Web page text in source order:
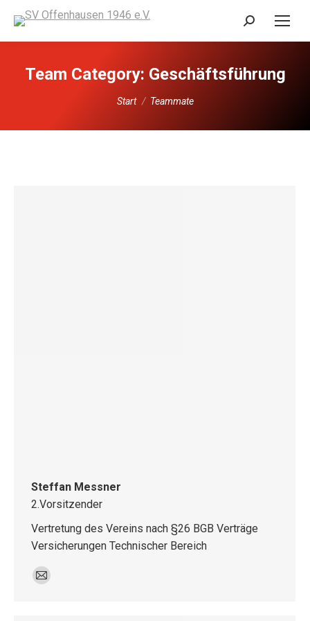
Search:
Team Category: Geschäftsführung
Sie befinden sich hier:
Start Teammate
Steffan Messner
2.Vorsitzender
Vertretung des Vereins nach §26 BGB Verträge
Versicherungen Technischer Bereich
E-